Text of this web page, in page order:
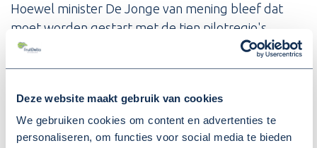
Deze website maakt gebruik van cookies
We gebruiken cookies om content en advertenties te
personaliseren, om functies voor social media te bieden
Hoewel minister De Jonge van mening bleef dat
moet worden gestart met de tien pilotregio's
(vanwege de grote stapeling van opgaven), kon hij
zich wel voorstellen dat de komende tijd ook met
worden gemaakt, al zal de intensiteit een andere
zijn.